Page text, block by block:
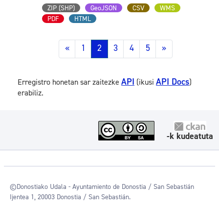
ZIP (SHP) GeoJSON CSV
WMS
PDF
HTML
« 1 2 3 4 5 »
Erregistro honetan sar zaitezke API (ikusi API Docs)
erabiliz.
-k kudeatuta
©Donostiako Udala - Ayuntamiento de Donostia / San Sebastián
Ijentea 1, 20003 Donostia / San Sebastián.